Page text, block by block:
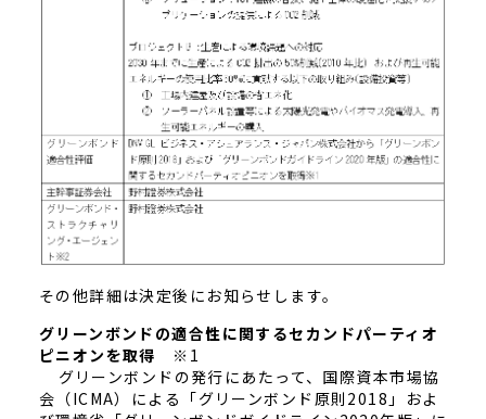
その他詳細は決定後にお知らせします。
グリーンボンドの適合性に関するセカンドパーティオ
ピニオンを取得 ※1
グリーンボンドの発行にあたって、国際資本市場協
会（ICMA）による「グリーンボンド原則2018」およ